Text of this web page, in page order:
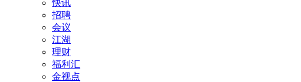
快讯
招聘
会议
江湖
理财
福利汇
金视点